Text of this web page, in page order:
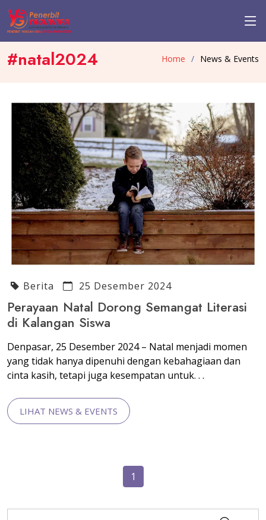
#natal2024 Home News & Events
Berita 25 Desember 2024
Perayaan Natal Dorong Semangat Literasi
di Kalangan Siswa
Denpasar, 25 Desember 2024 – Natal menjadi momen
yang tidak hanya dipenuhi dengan kebahagiaan dan
cinta kasih, tetapi juga kesempatan untuk. . .
LIHAT NEWS & EVENTS
1